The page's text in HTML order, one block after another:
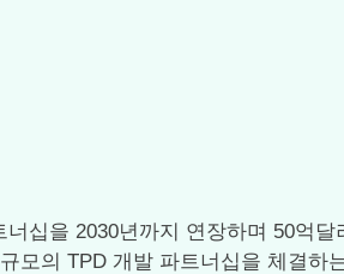
십을 2030년까지 연장하며 50억
모의 TPD 개발 파트너십을 체결하